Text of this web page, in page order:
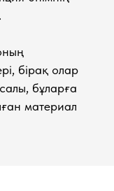
бірақ олар
бұларға
материал